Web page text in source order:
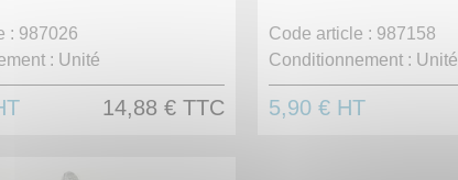
: 987026
: Unité
14,88 € TTC
Code article : 987158
Conditionnement : Unité
5,90 € HT